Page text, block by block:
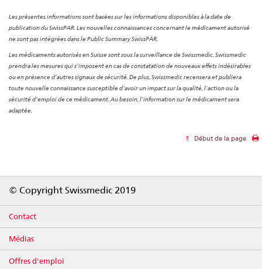
Les présentes informations sont basées sur les informations disponibles à la date de
publication du SwissPAR. Les nouvelles connaissances concernant le médicament autorisé
ne sont pas intégrées dans le Public Summary SwissPAR.
Les médicaments autorisés en Suisse sont sous la surveillance de Swissmedic. Swissmedic
prendra les mesures qui s’imposent en cas de constatation de nouveaux effets indésirables
ou en présence d’autres signaux de sécurité. De plus, Swissmedic recensera et publiera
toute nouvelle connaissance susceptible d’avoir un impact sur la qualité, l’action ou la
sécurité d’emploi de ce médicament. Au besoin, l’information sur le médicament sera
adaptée.
Début de la page
© Copyright Swissmedic 2019
Contact
Médias
Offres d'emploi